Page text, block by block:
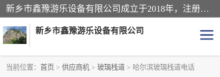
新乡市鑫豫游乐设备有限公司成立于2018年，注册地位于河南省。经营范围包括游乐设备、滑索、滑道、空中自行车、吊桥、拓展器材、攀岩器材、趣桥、悬崖秋千、网红桥、儿童乐园设备、水上乐园设备、丛林穿越设备、音乐呐喊设备、轨道滑车、栈道、玻璃滑道、观景平台、景观包装的设计、制造、销售、安装、维修，景区策划服务。
新乡市鑫豫游乐设备有限公司
当前位置： 首页 > 供应商机 > 玻璃栈道 > 哈尔滨玻璃栈道电话